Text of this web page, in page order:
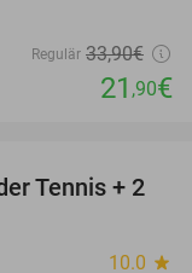
Regulär 33,90€
21 ,90€
52%
Tennis + 2
10.0 star